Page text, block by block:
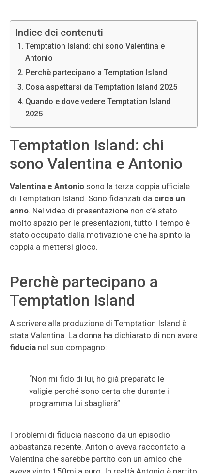
Indice dei contenuti
Temptation Island: chi sono Valentina e
Antonio
Perchè partecipano a Temptation Island
Cosa aspettarsi da Temptation Island 2025
Quando e dove vedere Temptation Island
2025
Temptation Island: chi
sono Valentina e Antonio
Valentina e Antonio sono la terza coppia ufficiale
di Temptation Island. Sono fidanzati da circa un
anno. Nel video di presentazione non c’è stato
molto spazio per le presentazioni, tutto il tempo è
stato occupato dalla motivazione che ha spinto la
coppia a mettersi gioco.
Perchè partecipano a
Temptation Island
A scrivere alla produzione di Temptation Island è
stata Valentina. La donna ha dichiarato di non avere
fiducia nel suo compagno:
“Non mi fido di lui, ho già preparato le
valigie perché sono certa che durante il
programma lui sbaglierà”
I problemi di fiducia nascono da un episodio
abbastanza recente. Antonio aveva raccontato a
Valentina che sarebbe partito con un amico che
aveva vinto 150mila euro. In realtà Antonio è partito